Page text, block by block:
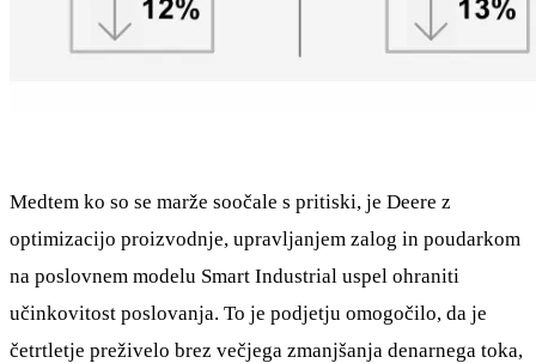
Medtem ko so se marže soočale s pritiski, je Deere z
optimizacijo proizvodnje, upravljanjem zalog in poudarkom
na poslovnem modelu Smart Industrial uspel ohraniti
učinkovitost poslovanja. To je podjetju omogočilo, da je
četrtletje preživelo brez večjega zmanjšanja denarnega toka,